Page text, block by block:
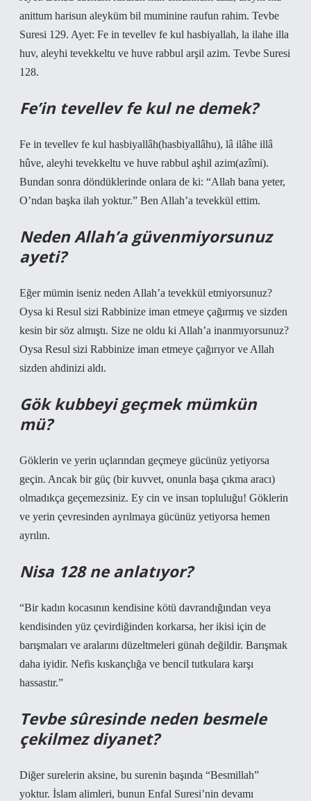
anittum harisun aleyküm bil muminine raufun rahim. Tevbe
Suresi 129. Ayet: Fe in tevellev fe kul hasbiyallah, la ilahe illa
huv, aleyhi tevekkeltu ve huve rabbul arşil azim. Tevbe Suresi
128.
Fe’in tevellev fe kul ne demek?
Fe in tevellev fe kul hasbiyallâh(hasbiyallâhu), lâ ilâhe illâ
hûve, aleyhi tevekkeltu ve huve rabbul aşhil azim(azîmi).
Bundan sonra döndüklerinde onlara de ki: “Allah bana yeter,
O’ndan başka ilah yoktur.” Ben Allah’a tevekkül ettim.
Neden Allah’a güvenmiyorsunuz
ayeti?
Eğer mümin iseniz neden Allah’a tevekkül etmiyorsunuz?
Oysa ki Resul sizi Rabbinize iman etmeye çağırmış ve sizden
kesin bir söz almıştı. Size ne oldu ki Allah’a inanmıyorsunuz?
Oysa Resul sizi Rabbinize iman etmeye çağırıyor ve Allah
sizden ahdinizi aldı.
Gök kubbeyi geçmek mümkün
mü?
Göklerin ve yerin uçlarından geçmeye gücünüz yetiyorsa
geçin. Ancak bir güç (bir kuvvet, onunla başa çıkma aracı)
olmadıkça geçemezsiniz. Ey cin ve insan topluluğu! Göklerin
ve yerin çevresinden ayrılmaya gücünüz yetiyorsa hemen
ayrılın.
Nisa 128 ne anlatıyor?
“Bir kadın kocasının kendisine kötü davrandığından veya
kendisinden yüz çevirdiğinden korkarsa, her ikisi için de
barışmaları ve aralarını düzeltmeleri günah değildir. Barışmak
daha iyidir. Nefis kıskançlığa ve bencil tutkulara karşı
hassastır.”
Tevbe sûresinde neden besmele
çekilmez diyanet?
Diğer surelerin aksine, bu surenin başında “Besmillah”
yoktur. İslam alimleri, bunun Enfal Suresi’nin devamı